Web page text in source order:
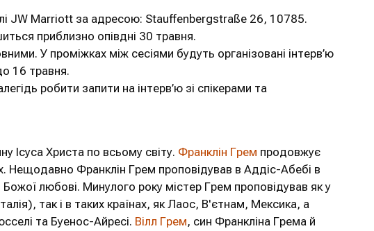
JW Marriott за адресою: Stauffenbergstraße 26, 10785.
приблизно опівдні 30 травня.
У проміжках між сесіями будуть організовані інтерв’ю
16 травня.
робити запити на інтерв’ю зі спікерами та
Ісуса Христа по всьому світу. Франклін Грем продовжує
Нещодавно Франклін Грем проповідував в Аддіс-Абебі в
любові. Минулого року містер Грем проповідував як у
так і в таких країнах, як Лаос, В'єтнам, Мексика, а
та Буенос-Айресі. Вілл Грем, син Франкліна Грема й